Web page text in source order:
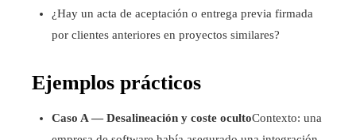
¿Hay un acta de aceptación o entrega previa firmada
por clientes anteriores en proyectos similares?
Ejemplos prácticos
Caso A — Desalineación y coste ocultoContexto: una